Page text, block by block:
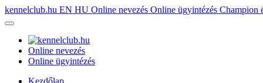
kennelclub.hu EN HU Online nevezés Online ügyintézés Champion
Online nevezés
Online ügyintézés
Kezdőlap